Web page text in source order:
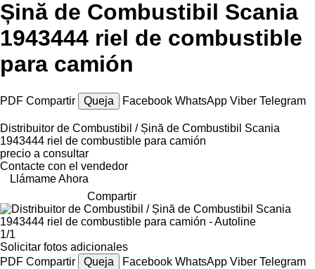
Șină de Combustibil Scania
1943444 riel de combustible
para camión
PDF Compartir Queja Facebook WhatsApp Viber Telegram
Distribuitor de Combustibil / Șină de Combustibil Scania
1943444 riel de combustible para camión
precio a consultar
Contacte con el vendedor
Llámame Ahora
Compartir
1/1
Solicitar fotos adicionales
PDF Compartir Queja Facebook WhatsApp Viber Telegram